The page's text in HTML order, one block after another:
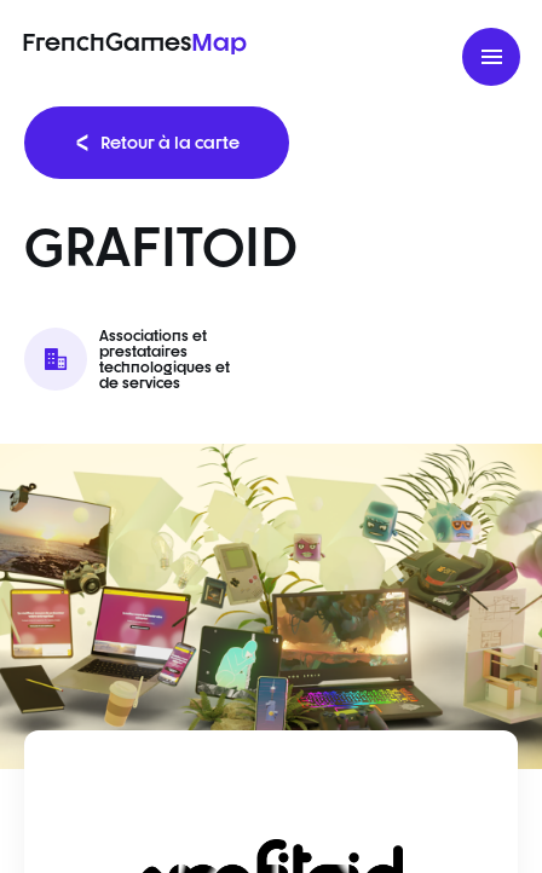
FrenchGamesMap
Retour à la carte
GRAFITOID
Associations et
prestataires
technologiques et
de services